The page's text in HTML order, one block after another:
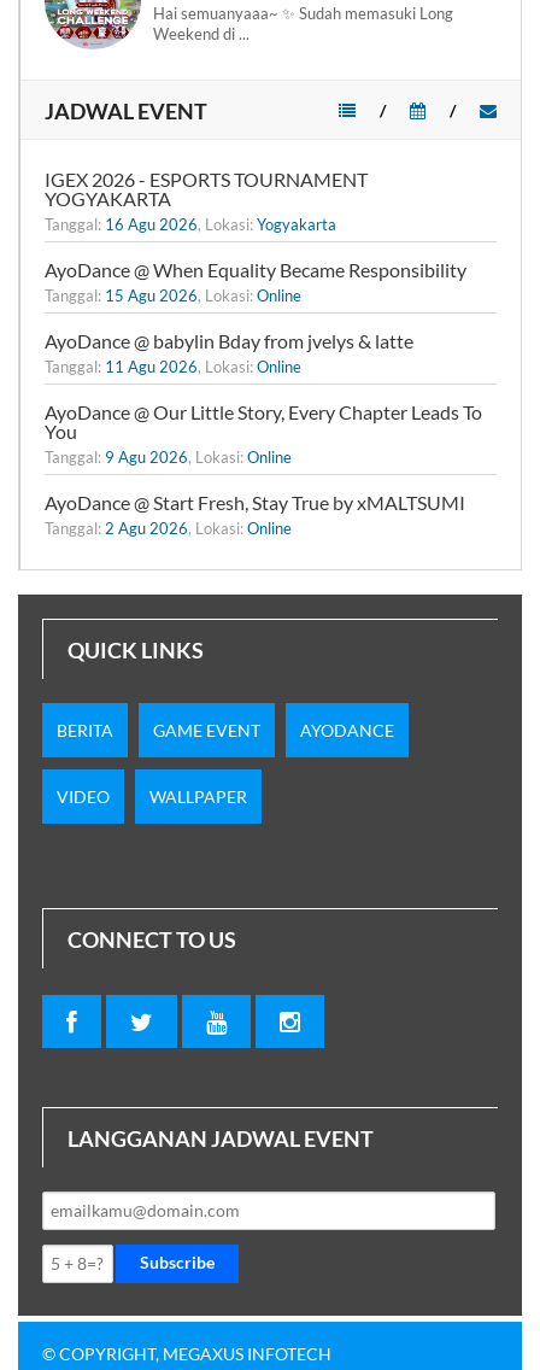
Hai semuanyaaa~ ✨ Sudah memasuki Long
Weekend di ...
JADWAL EVENT /
/
IGEX 2026 - ESPORTS TOURNAMENT
YOGYAKARTA
Tanggal: 16 Agu 2026, Lokasi:Yogyakarta
AyoDance @ When Equality Became Responsibility
Tanggal: 15 Agu 2026, Lokasi:Online
AyoDance @ babylin Bday from jvelys & latte
Tanggal: 11 Agu 2026, Lokasi:Online
AyoDance @ Our Little Story, Every Chapter Leads To
You
Tanggal: 9 Agu 2026, Lokasi:Online
AyoDance @ Start Fresh, Stay True by xMALTSUMI
Tanggal: 2 Agu 2026, Lokasi:Online
QUICK LINKS
BERITA GAME EVENT AYODANCE
VIDEO WALLPAPER
CONNECT TO US
LANGGANAN JADWAL EVENT
Subscribe
© COPYRIGHT, MEGAXUS INFOTECH